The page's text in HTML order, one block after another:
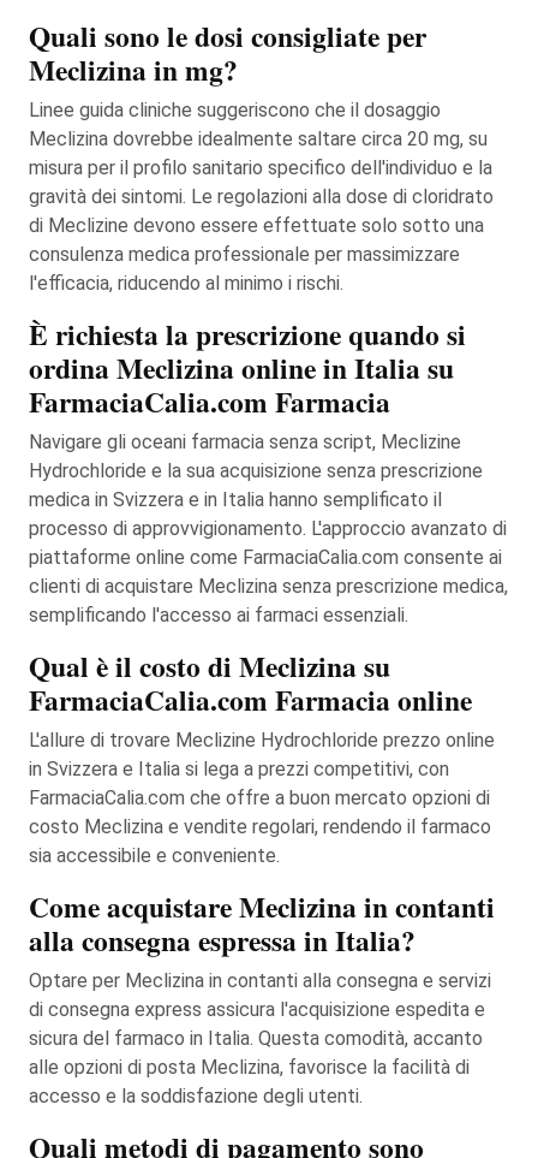
Quali sono le dosi consigliate per
Meclizina in mg?
Linee guida cliniche suggeriscono che il dosaggio
Meclizina dovrebbe idealmente saltare circa 20 mg, su
misura per il profilo sanitario specifico dell'individuo e la
gravità dei sintomi. Le regolazioni alla dose di cloridrato
di Meclizine devono essere effettuate solo sotto una
consulenza medica professionale per massimizzare
l'efficacia, riducendo al minimo i rischi.
È richiesta la prescrizione quando si
ordina Meclizina online in Italia su
FarmaciaCalia.com Farmacia
Navigare gli oceani farmacia senza script, Meclizine
Hydrochloride e la sua acquisizione senza prescrizione
medica in Svizzera e in Italia hanno semplificato il
processo di approvvigionamento. L'approccio avanzato di
piattaforme online come FarmaciaCalia.com consente ai
clienti di acquistare Meclizina senza prescrizione medica,
semplificando l'accesso ai farmaci essenziali.
Qual è il costo di Meclizina su
FarmaciaCalia.com Farmacia online
L'allure di trovare Meclizine Hydrochloride prezzo online
in Svizzera e Italia si lega a prezzi competitivi, con
FarmaciaCalia.com che offre a buon mercato opzioni di
costo Meclizina e vendite regolari, rendendo il farmaco
sia accessibile e conveniente.
Come acquistare Meclizina in contanti
alla consegna espressa in Italia?
Optare per Meclizina in contanti alla consegna e servizi
di consegna express assicura l'acquisizione espedita e
sicura del farmaco in Italia. Questa comodità, accanto
alle opzioni di posta Meclizina, favorisce la facilità di
accesso e la soddisfazione degli utenti.
Quali metodi di pagamento sono